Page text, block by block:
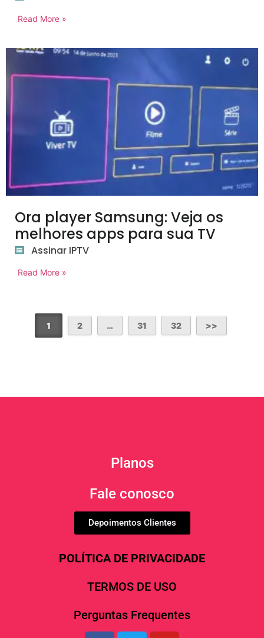
Read More »
Ora player Samsung: Veja os
melhores apps para sua TV
Assinar IPTV
Read More »
1 2 … 31 32
Planos
Fale conosco
Depoimentos Clientes
POLÍTICA DE PRIVACIDADE
TERMOS DE USO
Perguntas Frequentes